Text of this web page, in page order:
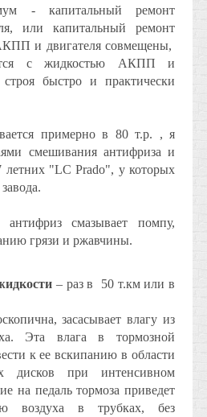
- капитальный ремонт
или капитальный ремонт
и двигателя совмещены,
с жидкостью АКПП и
быстро и практически
примерно в 80 т.р. , я
смешивания антифриза и
"LC Prado", у которых
смазывает помпу,
грязи и ржавчины.
– раз в 50 т.км или в
засасывает влагу из
Эта влага в тормозной
к ее вскипанию в области
дисков при интенсивном
на педаль тормоза приведет
воздуха в трубках, без